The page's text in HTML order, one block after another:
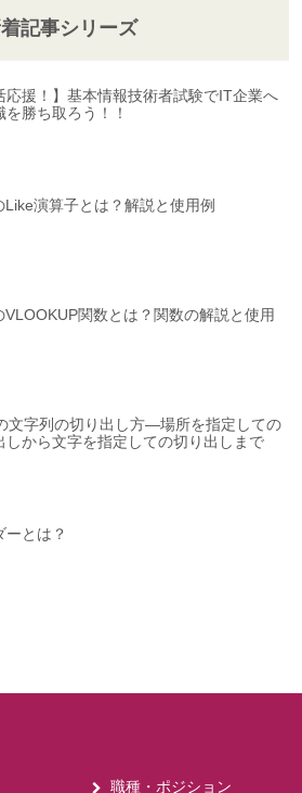
記事シリーズ
応援！】基本情報技術者試験でIT企業へ
を勝ち取ろう！！
Like演算子とは？解説と使用例
VLOOKUP関数とは？関数の解説と使用
文字列の切り出し方―場所を指定しての
しから文字を指定しての切り出しまで
ーとは？
職種・ポジション